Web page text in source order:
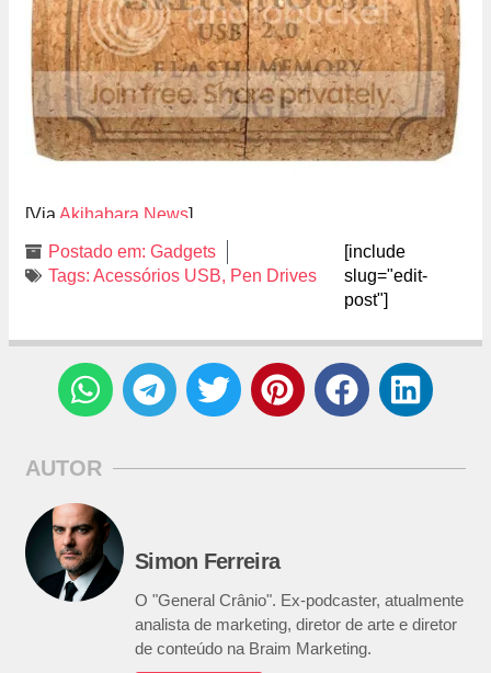
[Via Akihabara News]
Postado em: Gadgets
Tags: Acessórios USB, Pen Drives
[include
slug="edit-
post"]
AUTOR
Simon Ferreira
O "General Crânio". Ex-podcaster, atualmente
analista de marketing, diretor de arte e diretor
de conteúdo na Braim Marketing.